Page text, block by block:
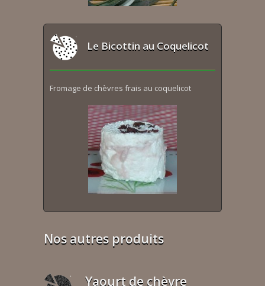
Le Bicottin au Coquelicot
Fromage de chèvres frais au coquelicot
Nos autres produits
Yaourt de chèvre